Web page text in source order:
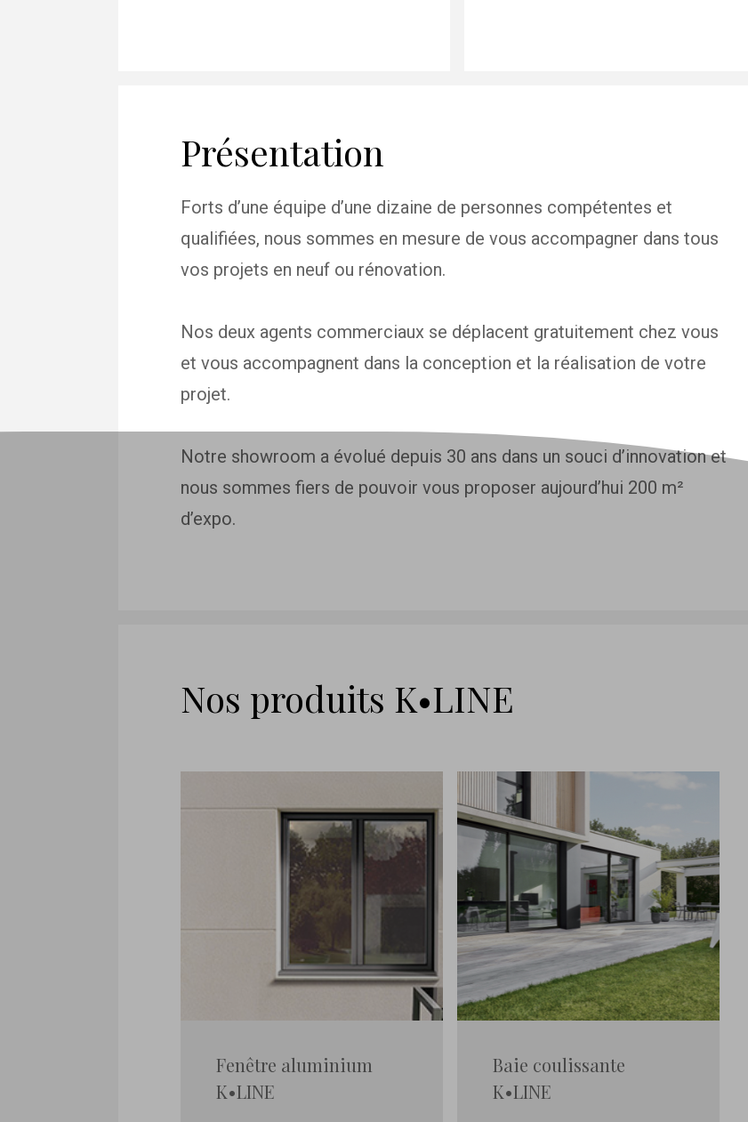
Présentation
Forts d’une équipe d’une dizaine de personnes compétentes et
qualifiées, nous sommes en mesure de vous accompagner dans tous
vos projets en neuf ou rénovation.
Nos deux agents commerciaux se déplacent gratuitement chez vous
et vous accompagnent dans la conception et la réalisation de votre
projet.
Notre showroom a évolué depuis 30 ans dans un souci d’innovation et
nous sommes fiers de pouvoir vous proposer aujourd’hui 200 m²
d’expo.
Nos produits K•LINE
Fenêtre aluminium
K•LINE
Baie coulissante
K•LINE